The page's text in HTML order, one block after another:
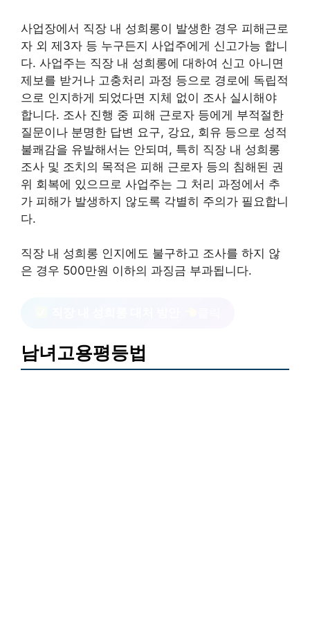
사업장에서 직장 내 성희롱이 발생한 경우 피해근로
자 외 제3자 등 누구든지 사업주에게 신고가능 합니
다. 사업주는 직장 내 성희롱에 대하여 신고 아니면
제보를 받거나 고충처리 과정 등으로 경로에 독립적
으로 인지하게 되었다면 지체 없이 조사 실시해야
합니다. 조사 진행 중 피해 근로자 등에게 부적절한
질문이나 분명한 답변 요구, 강요, 회유 등으로 성적
불쾌감을 유발해서는 안되며, 특히 직장 내 성희롱
조사 및 조치의 목적은 피해 근로자 등의 침해된 권
위 회복에 있으므로 사업주는 그 처리 과정에서 추
가 피해가 발생하지 않도록 각별히 주의가 필요합니
다.
직장 내 성희롱 인지에도 불구하고 조사를 하지 않
은 경우 500만원 이하의 과징금 부과됩니다.
남녀고용평등법